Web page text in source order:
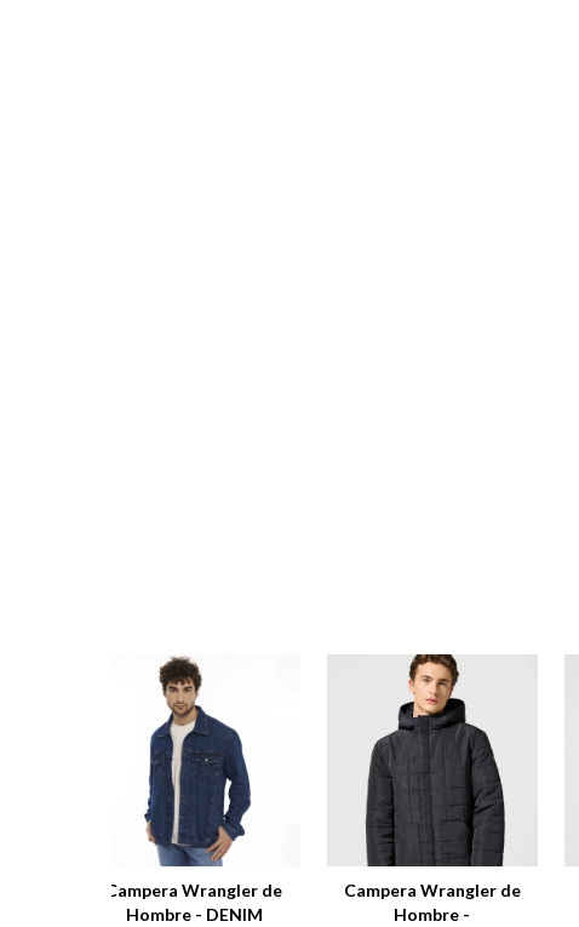
Campera Wrangler de
Hombre - DENIM
Campera Wrangler de
Hombre -